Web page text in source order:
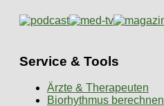
Service & Tools
Ärzte & Therapeuten
Biorhythmus berechnen